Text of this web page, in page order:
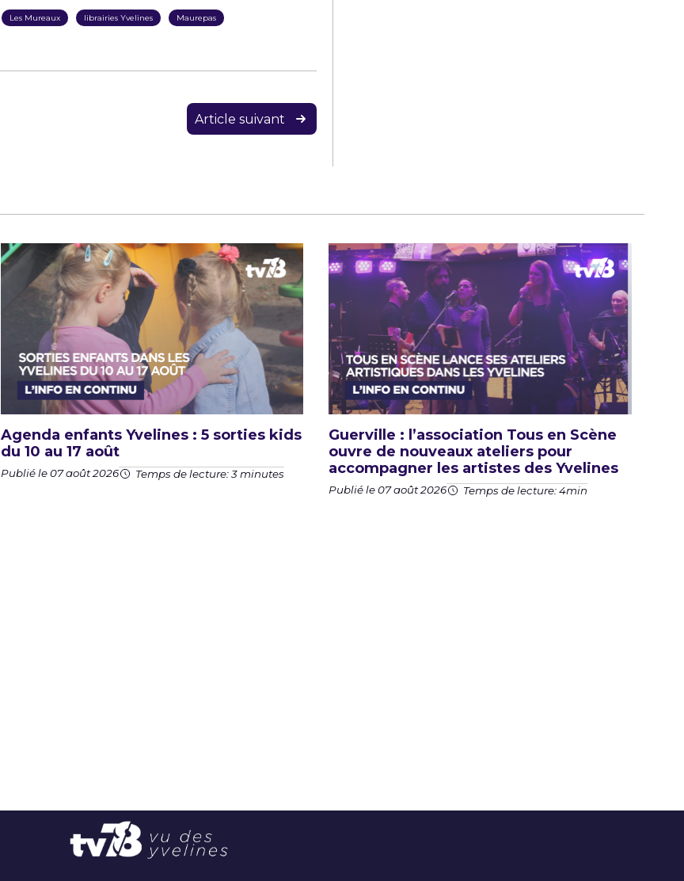
Les Mureaux librairies Yvelines Maurepas
Article suivant
Agenda enfants Yvelines : 5 sorties kids
du 10 au 17 août
Publié le 07 août 2026 Temps de lecture: 3 minutes
Guerville : l’association Tous en Scène
ouvre de nouveaux ateliers pour
accompagner les artistes des Yvelines
Publié le 07 août 2026 Temps de lecture: 4min